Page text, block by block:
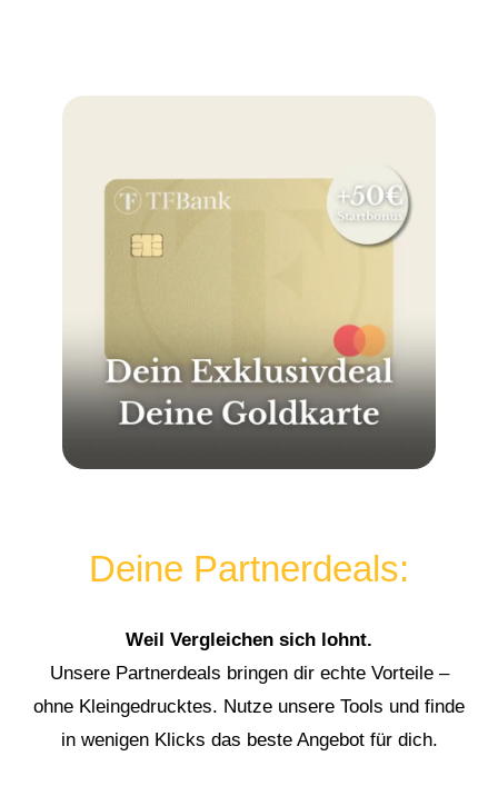
Deine Partnerdeals:
Weil Vergleichen sich lohnt.
Unsere Partnerdeals bringen dir echte Vorteile –
ohne Kleingedrucktes. Nutze unsere Tools und finde
in wenigen Klicks das beste Angebot für dich.